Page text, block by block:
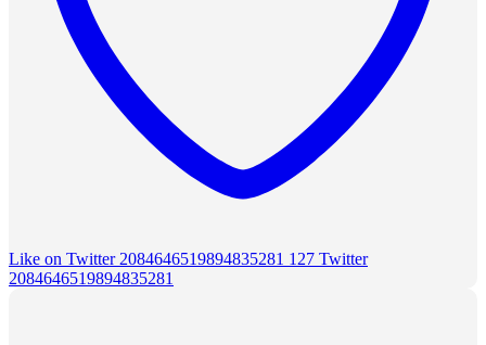
Like on Twitter 2084646519894835281 127 Twitter
2084646519894835281